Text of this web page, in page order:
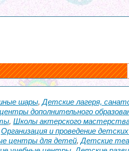
шары,Детские лагеря,
дополнительного
, Школы актерского
Организация и проведение детских
центры для детей,Детские